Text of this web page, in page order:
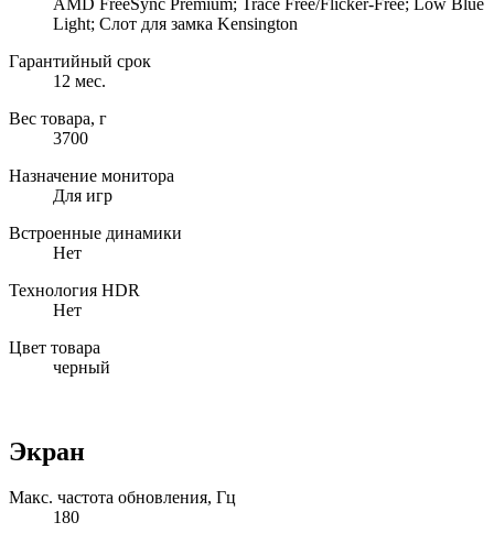
Light; Слот для замка Kensington
Гарантийный срок
12 мес.
Вес товара, г
3700
Назначение монитора
Для игр
Встроенные динамики
Нет
Технология HDR
Нет
Цвет товара
черный
Экран
Макс. частота обновления, Гц
180